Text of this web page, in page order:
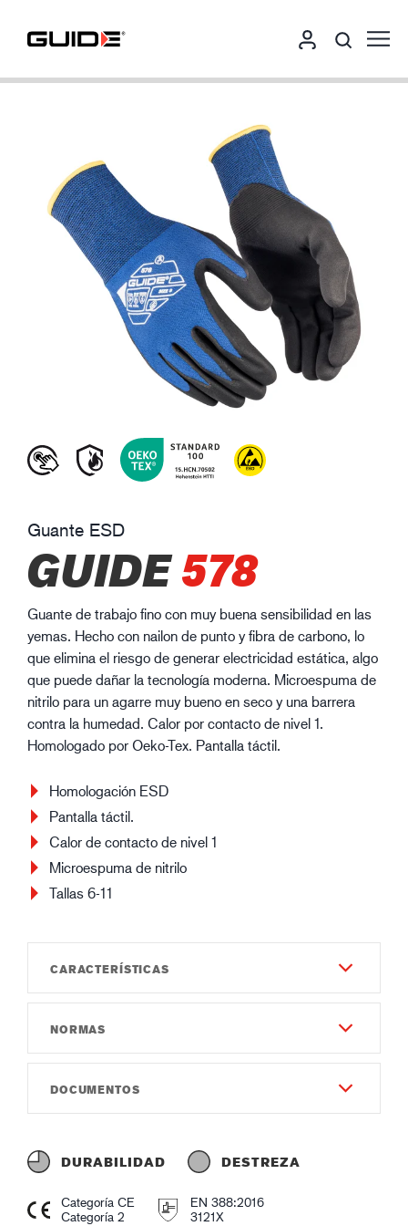
Guante ESD
GUIDE578
Guante de trabajo fino con muy buena sensibilidad en las
yemas. Hecho con nailon de punto y fibra de carbono, lo
que elimina el riesgo de generar electricidad estática, algo
que puede dañar la tecnología moderna. Microespuma de
nitrilo para un agarre muy bueno en seco y una barrera
contra la humedad. Calor por contacto de nivel 1.
Homologado por Oeko-Tex. Pantalla táctil.
Homologación ESD
Pantalla táctil.
Calor de contacto de nivel 1
Microespuma de nitrilo
Tallas 6-11
CARACTERÍSTICAS
Durabilidad
6
Destreza
8
Calibre
Gauge18
Material y Construcción - Exterior
NORMAS
3121X
R:6.6x10⁵ - 9.8x10⁸Ω
EN 16350
R: 5,7x10⁵ - 3,2x10⁶Ω
DOCUMENTOS
Instruction of use GUIDE 578.pdf
Declaración de conformidad
Declaration of Conformity GUIDE 578.pdf
DURABILIDAD DESTREZA
Categoría CE
Categoría 2
EN 388:2016
3121X